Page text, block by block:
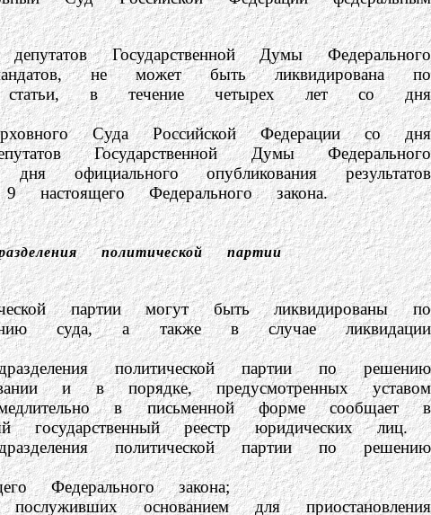
Государственной Думы Федерального
не может быть ликвидирована по
статьи, в течение четырех лет со дня
Суда Российской Федерации со дня
Государственной Думы Федерального
официального опубликования результатов
Федерального закона.
политической партии
партии могут быть ликвидированы по
суда, а также в случае ликвидации
политической партии по решению
и в порядке, предусмотренных уставом
в письменной форме сообщает в
реестр юридических лиц.
политической партии по решению
закона;
основанием для приостановления